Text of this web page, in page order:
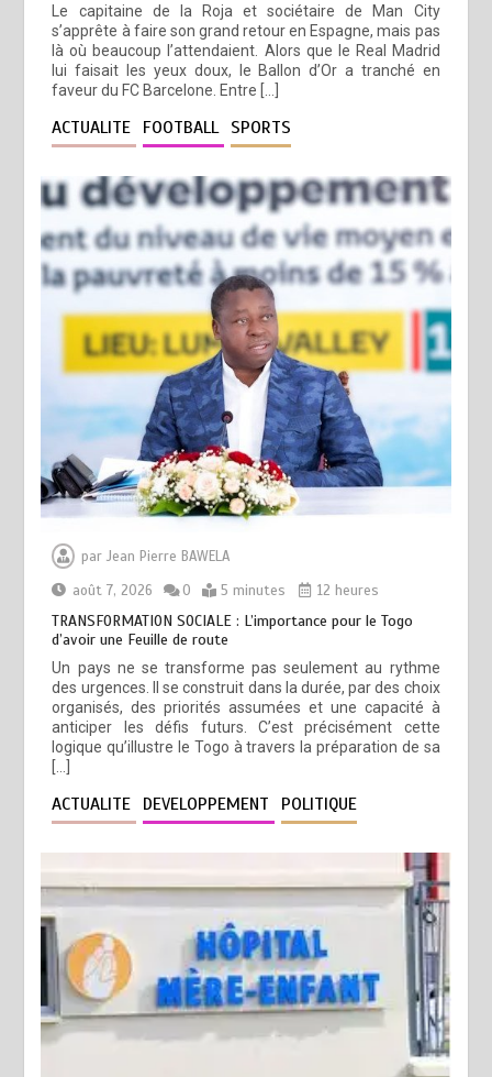
Le capitaine de la Roja et sociétaire de Man City
s’apprête à faire son grand retour en Espagne, mais pas
là où beaucoup l’attendaient. Alors que le Real Madrid
lui faisait les yeux doux, le Ballon d’Or a tranché en
faveur du FC Barcelone. Entre […]
ACTUALITE FOOTBALL SPORTS
parJean Pierre BAWELA
août 7, 2026
0 5 minutes 12 heures
TRANSFORMATION SOCIALE : L’importance pour le Togo
d’avoir une Feuille de route
Un pays ne se transforme pas seulement au rythme
des urgences. Il se construit dans la durée, par des choix
organisés, des priorités assumées et une capacité à
anticiper les défis futurs. C’est précisément cette
logique qu’illustre le Togo à travers la préparation de sa
[…]
ACTUALITE DEVELOPPEMENT POLITIQUE